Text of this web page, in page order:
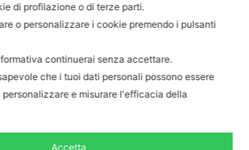
, prive di qualsiasi sostanza
. L’alta qualità delle
di essere continuamente
conseguentemente, la
prodotta e l’impatto
di profilazione o di terze parti.
o personalizzare i cookie premendo i pulsanti
continuerai senza accettare.
che i tuoi dati personali possono essere
e misurare l'efficacia della
Accetta